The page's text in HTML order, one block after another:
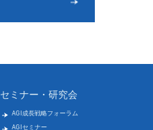
セミナー・研究会
AGI成長戦略フォーラム
AGIセミナー